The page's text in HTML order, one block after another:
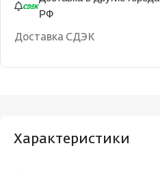
РФ
Доставка СДЭК
Характеристики